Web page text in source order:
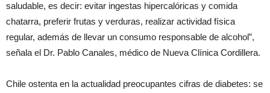
saludable, es decir: evitar ingestas hipercalóricas y comida
chatarra, preferir frutas y verduras, realizar actividad física
regular, además de llevar un consumo responsable de alcohol”,
señala el Dr. Pablo Canales, médico de Nueva Clínica Cordillera.
Chile ostenta en la actualidad preocupantes cifras de diabetes: se